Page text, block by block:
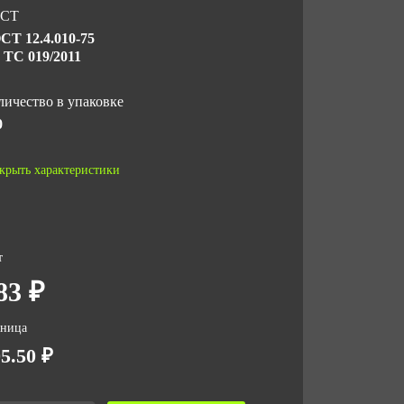
12.4.010-75
019/2011
в упаковке
за ед,кг
упаковки,м3
характеристики
₽
₽